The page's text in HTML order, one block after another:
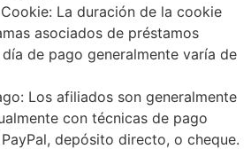
La duración de la cookie
asociados de préstamos
de pago generalmente varía de
Los afiliados son generalmente
con técnicas de pago
depósito directo, o cheque.